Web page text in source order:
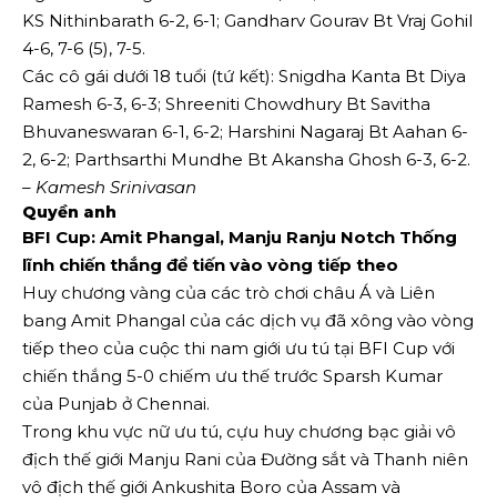
KS Nithinbarath 6-2, 6-1; Gandharv Gourav Bt Vraj Gohil
4-6, 7-6 (5), 7-5.
Các cô gái dưới 18 tuổi (tứ kết): Snigdha Kanta Bt Diya
Ramesh 6-3, 6-3; Shreeniti Chowdhury Bt Savitha
Bhuvaneswaran 6-1, 6-2; Harshini Nagaraj Bt Aahan 6-
2, 6-2; Parthsarthi Mundhe Bt Akansha Ghosh 6-3, 6-2.
– Kamesh Srinivasan
Quyền anh
BFI Cup: Amit Phangal, Manju Ranju Notch Thống
lĩnh chiến thắng để tiến vào vòng tiếp theo
Huy chương vàng của các trò chơi châu Á và Liên
bang Amit Phangal của các dịch vụ đã xông vào vòng
tiếp theo của cuộc thi nam giới ưu tú tại BFI Cup với
chiến thắng 5-0 chiếm ưu thế trước Sparsh Kumar
của Punjab ở Chennai.
Trong khu vực nữ ưu tú, cựu huy chương bạc giải vô
địch thế giới Manju Rani của Đường sắt và Thanh niên
vô địch thế giới Ankushita Boro của Assam và